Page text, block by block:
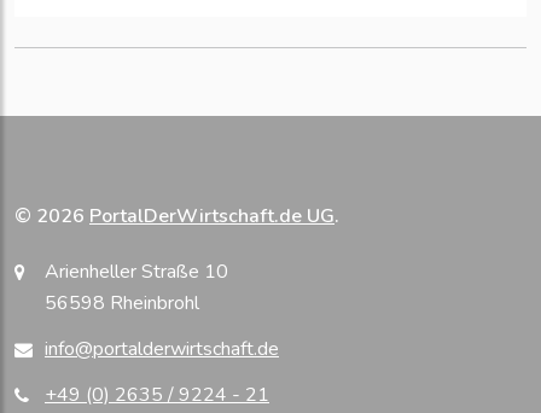
© 2026 PortalDerWirtschaft.de UG.
Arienheller Straße 10
56598 Rheinbrohl
info@portalderwirtschaft.de
+49 (0) 2635 / 9224 - 21